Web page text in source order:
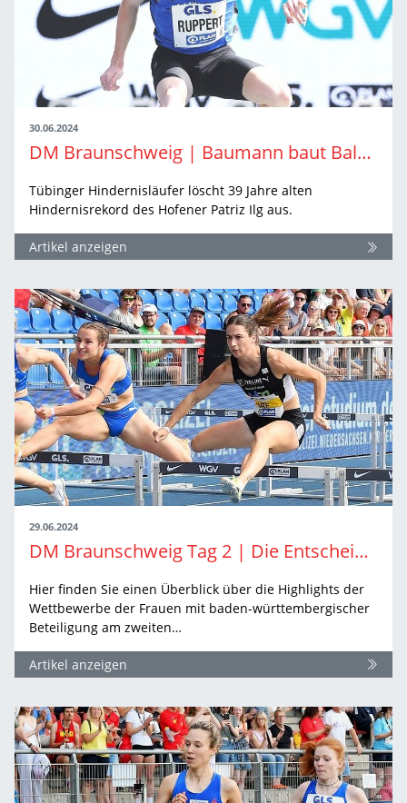
30.06.2024
DM Braunschweig | Baumann baut Balken für Olympia
Tübinger Hindernisläufer löscht 39 Jahre alten
Hindernisrekord des Hofener Patriz Ilg aus.
Artikel anzeigen
29.06.2024
DM Braunschweig Tag 2 | Die Entscheidungen der Frauen
Hier finden Sie einen Überblick über die Highlights der
Wettbewerbe der Frauen mit baden-württembergischer
Beteiligung am zweiten…
Artikel anzeigen